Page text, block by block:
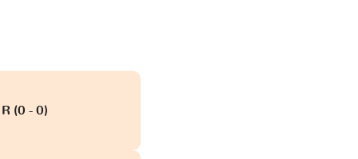
(0 - 0)